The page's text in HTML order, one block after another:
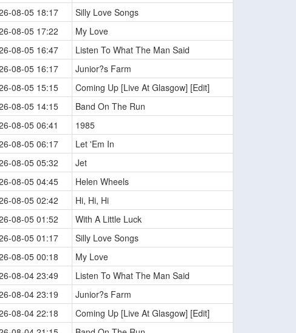
08-05 18:17
Silly Love Songs
08-05 17:22
My Love
08-05 16:47
Listen To What The Man Said
08-05 16:17
Junior?s Farm
08-05 15:15
Coming Up [Live At Glasgow] [Edit]
08-05 14:15
Band On The Run
08-05 06:41
1985
08-05 06:17
Let 'Em In
08-05 05:32
Jet
08-05 04:45
Helen Wheels
08-05 02:42
Hi, Hi, Hi
08-05 01:52
With A Little Luck
08-05 01:17
Silly Love Songs
08-05 00:18
My Love
08-04 23:49
Listen To What The Man Said
08-04 23:19
Junior?s Farm
08-04 22:18
Coming Up [Live At Glasgow] [Edit]